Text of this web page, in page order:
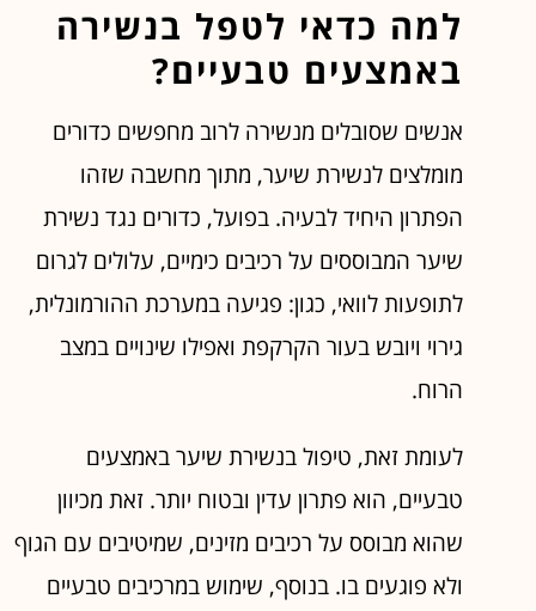
למה כדאי לטפל בנשירה
באמצעים טבעיים?
אנשים שסובלים מנשירה לרוב מחפשים כדורים
מומלצים לנשירת שיער, מתוך מחשבה שזהו
הפתרון היחיד לבעיה. בפועל, כדורים נגד נשירת
שיער המבוססים על רכיבים כימיים, עלולים לגרום
לתופעות לוואי, כגון: פגיעה במערכת ההורמונלית,
גירוי ויובש בעור הקרקפת ואפילו שינויים במצב
הרוח.
לעומת זאת, טיפול בנשירת שיער באמצעים
טבעיים, הוא פתרון עדין ובטוח יותר. זאת מכיוון
שהוא מבוסס על רכיבים מזינים, שמיטיבים עם הגוף
ולא פוגעים בו. בנוסף, שימוש במרכיבים טבעיים